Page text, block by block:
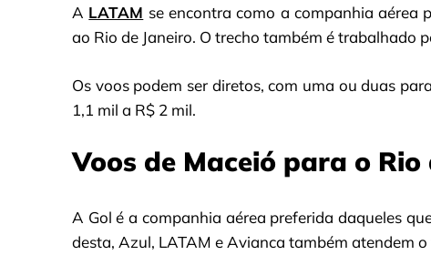
A LATAM se encontra como a companhia aérea
ao Rio de Janeiro. O trecho também é trabalhado
Os voos podem ser diretos, com uma ou duas
1,1 mil a R$ 2 mil.
Voos de Maceió para o Rio
A Gol é a companhia aérea preferida daqueles
desta, Azul, LATAM e Avianca também atendem o